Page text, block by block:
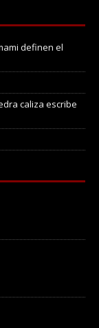
definen el
caliza escribe